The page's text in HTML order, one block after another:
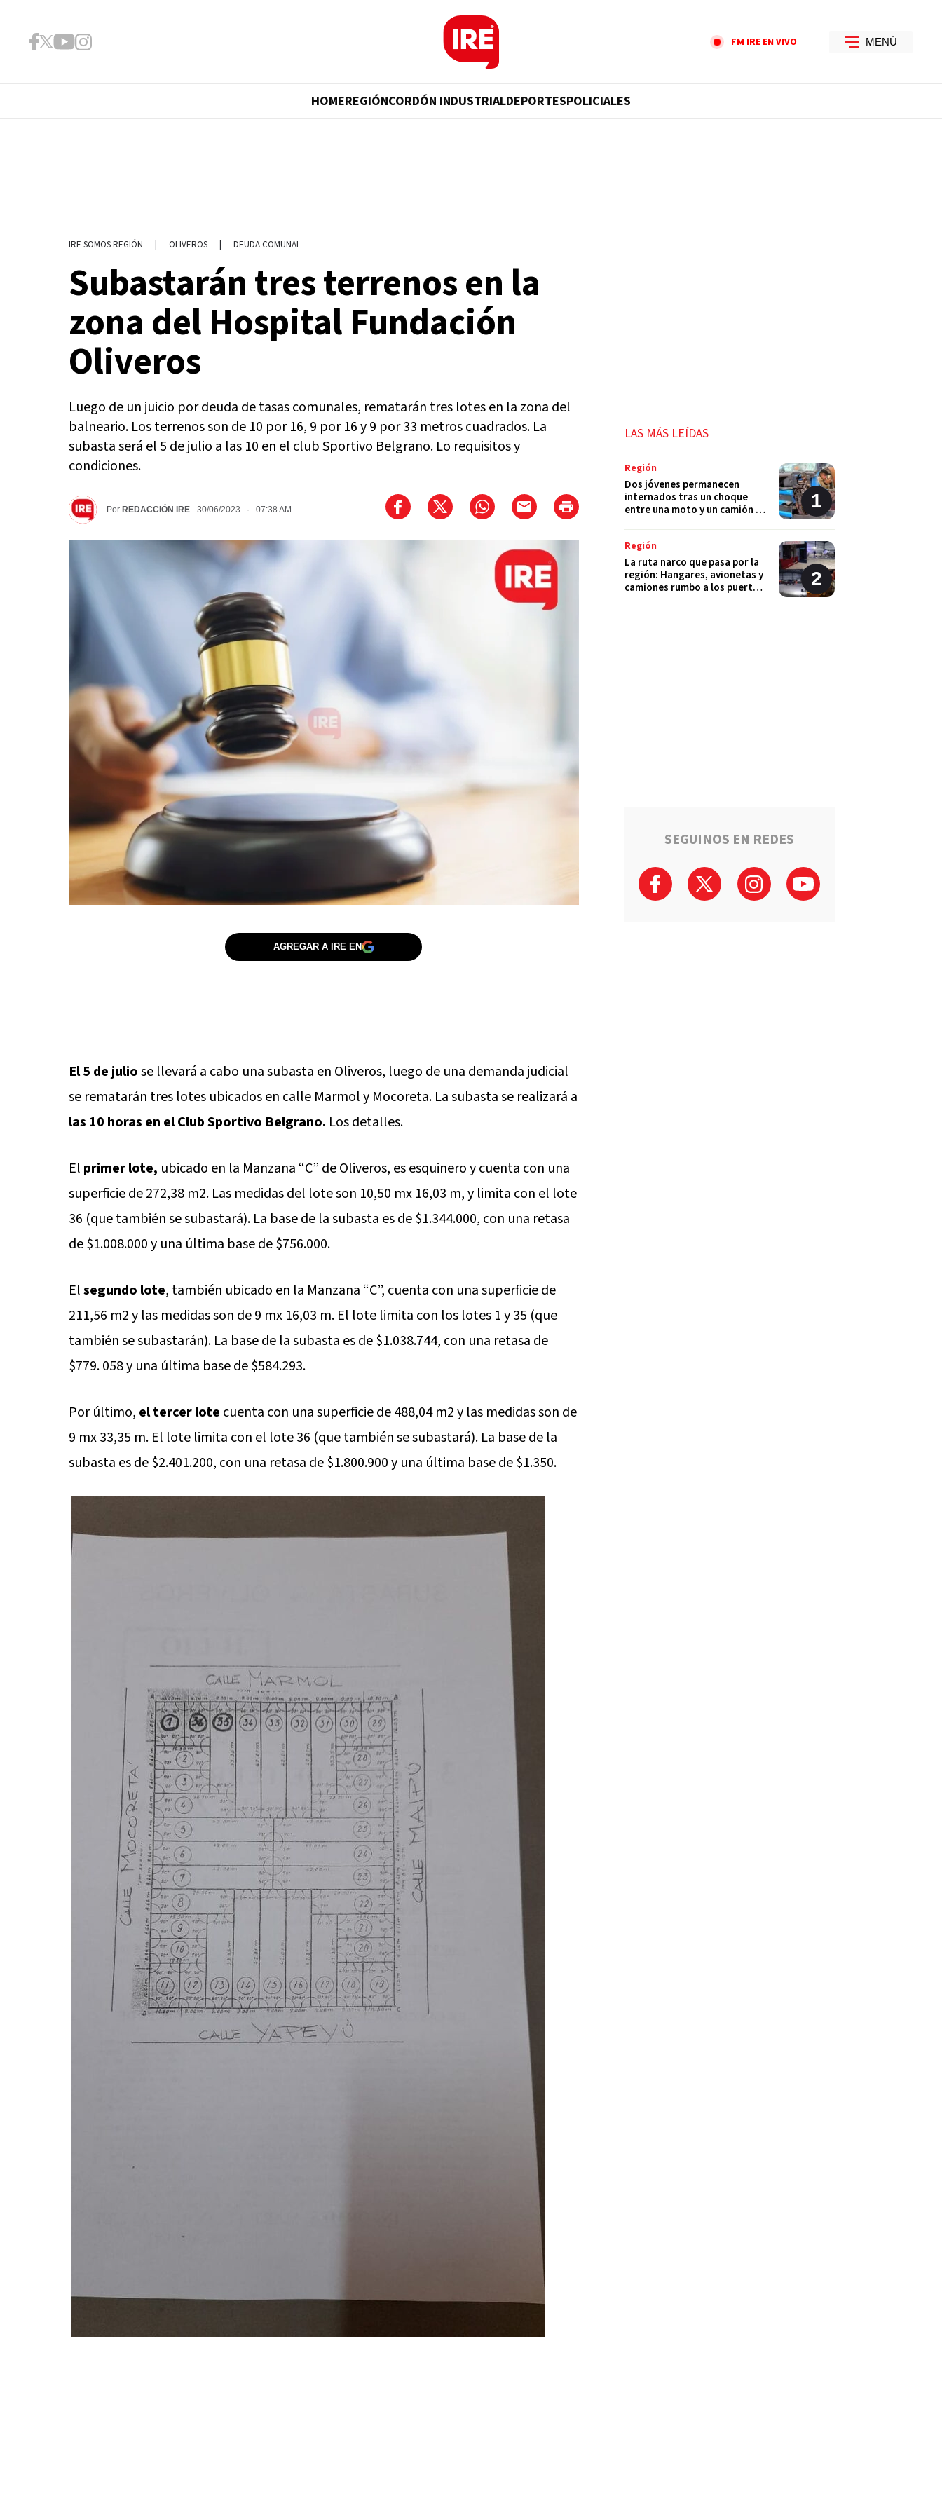
FM IRE EN VIVO MENÚ
HOMEREGIÓNCORDÓN INDUSTRIALDEPORTESPOLICIALES
IRE SOMOS REGIÓN | OLIVEROS | DEUDA COMUNAL
Subastarán tres terrenos en la
zona del Hospital Fundación
Oliveros
Luego de un juicio por deuda de tasas comunales, rematarán tres lotes en la zona del
balneario. Los terrenos son de 10 por 16, 9 por 16 y 9 por 33 metros cuadrados. La
subasta será el 5 de julio a las 10 en el club Sportivo Belgrano. Lo requisitos y
condiciones.
Por REDACCIÓN IRE 30/06/2023 · 07:38 AM
AGREGAR A IRE EN
El 5 de juliose llevará a cabo una subasta en Oliveros, luego de una demanda judicial
se rematarán tres lotes ubicados en calle Marmol y Mocoreta. La subasta se realizará a
las 10 horas en el Club Sportivo Belgrano. Los detalles.
El primer lote, ubicado en la Manzana “C” de Oliveros, es esquinero y cuenta con una
superficie de 272,38 m2. Las medidas del lote son 10,50 mx 16,03 m, y limita con el lote
36 (que también se subastará). La base de la subasta es de $1.344.000, con una retasa
de $1.008.000 y una última base de $756.000.
Elsegundo lote, también ubicado en la Manzana “C”, cuenta con una superficie de
211,56 m2 y las medidas son de 9 mx 16,03 m. El lote limita con los lotes 1 y 35 (que
también se subastarán). La base de la subasta es de $1.038.744, con una retasa de
$779. 058 y una última base de $584.293.
Por último, el tercer lote cuenta con una superficie de 488,04 m2 y las medidas son de
9 mx 33,35 m. El lote limita con el lote 36 (que también se subastará). La base de la
subasta es de $2.401.200, con una retasa de $1.800.900 y una última base de $1.350.
LAS MÁS LEÍDAS
Región
Dos jóvenes permanecen
internados tras un choque
entre una moto y un camión en
Región
La ruta narco que pasa por la
región: Hangares, avionetas y
camiones rumbo a los puertos
en Luis PalaciosSEGUINOS EN REDES